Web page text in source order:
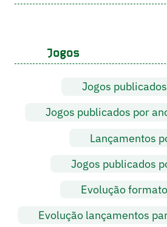
Jogos
Jogos
Jogos publicados por
Lançamentos
Jogos publicados
Evolução
Evolução lançamentos